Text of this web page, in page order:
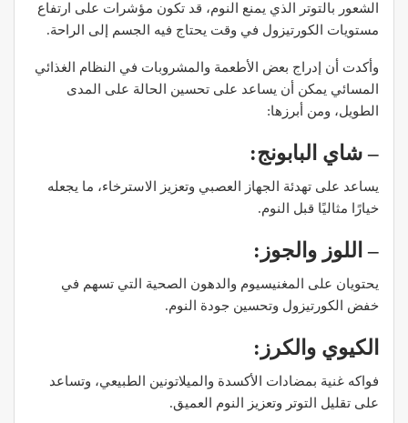
الشعور بالتوتر الذي يمنع النوم، قد تكون مؤشرات على ارتفاع
مستويات الكورتيزول في وقت يحتاج فيه الجسم إلى الراحة.
وأكدت أن إدراج بعض الأطعمة والمشروبات في النظام الغذائي
المسائي يمكن أن يساعد على تحسين الحالة على المدى
الطويل، ومن أبرزها:
– شاي البابونج:
يساعد على تهدئة الجهاز العصبي وتعزيز الاسترخاء، ما يجعله
خيارًا مثاليًا قبل النوم.
– اللوز والجوز:
يحتويان على المغنيسيوم والدهون الصحية التي تسهم في
خفض الكورتيزول وتحسين جودة النوم.
الكيوي والكرز:
فواكه غنية بمضادات الأكسدة والميلاتونين الطبيعي، وتساعد
على تقليل التوتر وتعزيز النوم العميق.